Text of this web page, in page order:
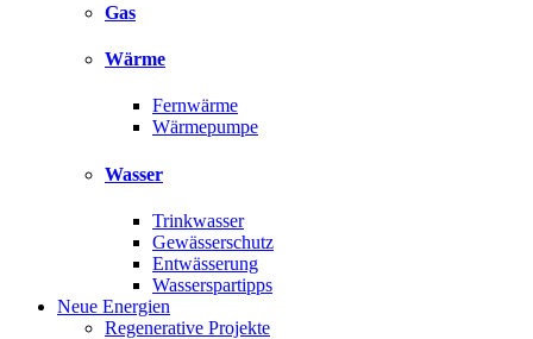
Gas
Wärme
Fernwärme
Wärmepumpe
Wasser
Trinkwasser
Gewässerschutz
Entwässerung
Wasserspartipps
Neue Energien
Regenerative Projekte